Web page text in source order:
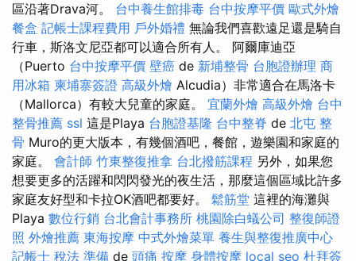
區沿著Drava河。 台中養生館排毒 台中按摩平價 歐式外燴
餐盒 記帳士課程費用 戶外婚禮 無論我們喜歡遠足還是騎自
行車，斯洛文尼亞都可以適合所有人。 阿爾庫迪亞
（Puerto 台中按摩平價 壁癌 de 新埔整骨 台胞證辦理 商
用冰箱 柬埔寨簽證 高級外燴 Alcudia）非常適合在馬洛卡
（Mallorca）有較大兒童的家庭。 宜蘭外燴 高級外燴 台中
整骨推薦 ssl 這是Playa 台胞證基隆 台中整脊 de 北屯 整
骨 Muro的更大版本，有幾個酒吧，餐館，遊樂園和家庭的
家庭。 會計師 竹東整復推拿 台北撥筋課程 另外，如果您
想要更多的活躍和閃閃發光的夜生活，那麼這個區域比許多
家庭友好型和卡拉OK酒吧都要好。 鬆筋堂 這裡的海灘與
Playa 數位行銷 台北會計事務所 桃園除白蟻公司 整復師證
照 外燴推薦 東海按摩 中式外燴菜單 養生與整復推廣中心
記帳士 稅法 準備 de 頭痛 按摩 身體按摩 local seo 杜拜簽